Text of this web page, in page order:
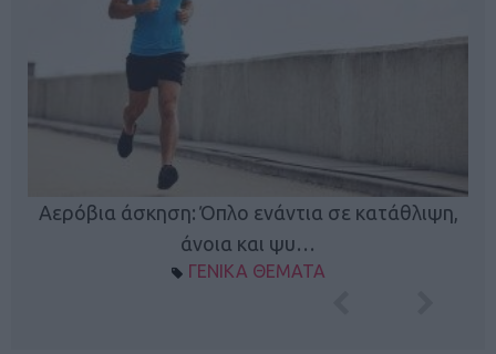
Αερόβια άσκηση: Όπλο ενάντια σε κατάθλιψη,
άνοια και ψυ…
ΓΕΝΙΚΑ ΘΕΜΑΤΑ